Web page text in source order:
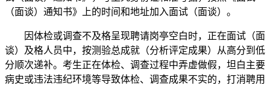
（面谈）通知书》上的时间和地址加入面试（面谈）。
因体检或调查不及格呈现聘请岗亭空白时，正在面试（面
谈）及格人员中，按测验总成就（分析评定成果）从高分到低
分顺次递补。考生正在体检、调查过程中弄虚做假，坦白主要
病史或违法违纪环境等导致体检、调查成果不实的，打消聘用